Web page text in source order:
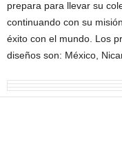
prepara para llevar su
continuando con su
éxito con el mundo. Los
diseños son: México,